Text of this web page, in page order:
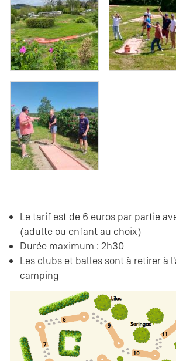
Le tarif est de 6 euros par partie
(adulte ou enfant au choix)
Durée maximum : 2h30
Les clubs et balles sont à retirer à
camping